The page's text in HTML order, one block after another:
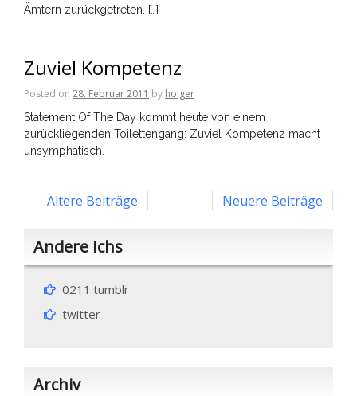
Ämtern zurückgetreten. […]
Zuviel Kompetenz
Posted on 28. Februar 2011 by holger
Statement Of The Day kommt heute von einem
zurückliegenden Toilettengang: Zuviel Kompetenz macht
unsymphatisch.
Beitragsnavigation
Ältere Beiträge Neuere Beiträge
Andere Ichs
0211.tumblr
twitter
Archiv